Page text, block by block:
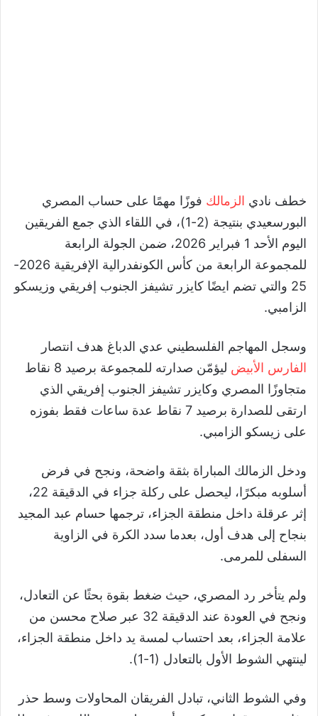
خطف نادي الزمالك فوزًا مهمًا على حساب المصري
البورسعيدي بنتيجة (2-1)، في اللقاء الذي جمع الفريقين
اليوم الأحد 1 فبراير 2026، ضمن الجولة الرابعة
للمجموعة الرابعة من كأس الكونفدرالية الإفريقية 2026-
25 والتي تضم ايضًا كايزر تشيفز الجنوب إفريقي وزيسكو
الزامبي.
وسجل المهاجم الفلسطيني عدي الدباغ هدف انتصار
الفارس الأبيض
ليؤمّن صدارته للمجموعة برصيد 8 نقاط
متجاوزًا المصري وكايزر تشيفز الجنوب إفريقي الذي
ارتقى للصدارة برصيد 7 نقاط عدة ساعات فقط بفوزه
على زيسكو الزامبي.
ودخل الزمالك المباراة بثقة واضحة، ونجح في فرض
أسلوبه مبكرًا، ليحصل على ركلة جزاء في الدقيقة 22،
إثر عرقلة داخل منطقة الجزاء، ترجمها حسام عبد المجيد
بنجاح إلى هدف أول، بعدما سدد الكرة في الزاوية
السفلى للمرمى.
ولم يتأخر رد المصري، حيث ضغط بقوة بحثًا عن التعادل،
ونجح في العودة عند الدقيقة 32 عبر صلاح محسن من
علامة الجزاء، بعد احتساب لمسة يد داخل منطقة الجزاء،
لينتهي الشوط الأول بالتعادل (1-1).
وفي الشوط الثاني، تبادل الفريقان المحاولات وسط حذر